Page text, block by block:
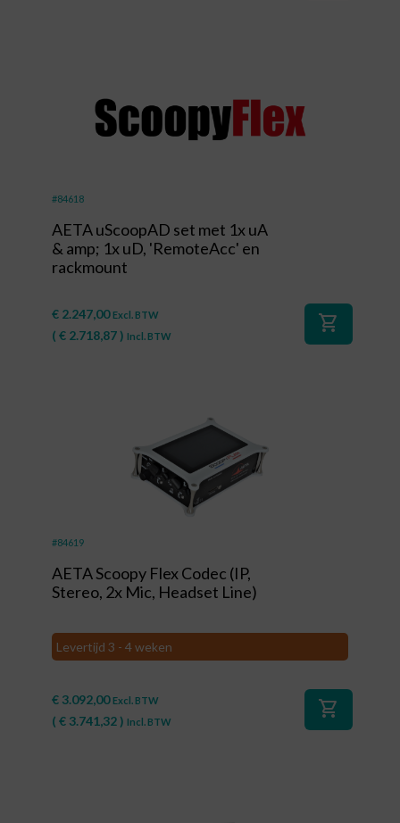
#84618
AETA uScoopAD set met 1x uA
& amp; 1x uD, 'RemoteAcc' en
rackmount
€ 2.247,00 Excl. BTW
( € 2.718,87) Incl. BTW
shopping_cart
#84619
AETA Scoopy Flex Codec (IP,
Stereo, 2x Mic, Headset Line)
Levertijd 3 - 4 weken
€ 3.092,00 Excl. BTW
( € 3.741,32) Incl. BTW
shopping_cart